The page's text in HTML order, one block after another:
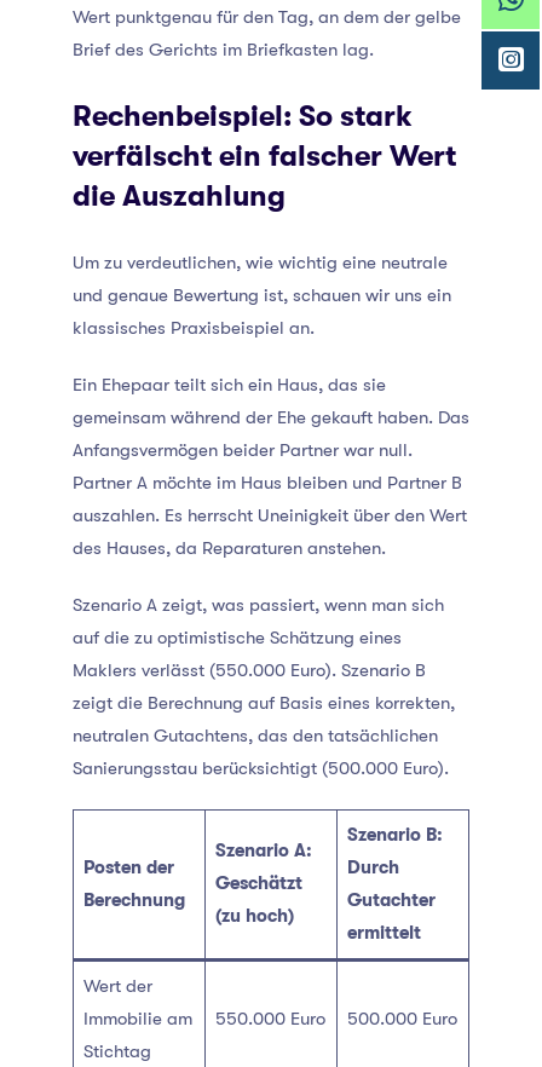
Wert punktgenau für den Tag, an dem der gelbe
Brief des Gerichts im Briefkasten lag.
Rechenbeispiel: So stark
verfälscht ein falscher Wert
die Auszahlung
Um zu verdeutlichen, wie wichtig eine neutrale
und genaue Bewertung ist, schauen wir uns ein
klassisches Praxisbeispiel an.
Ein Ehepaar teilt sich ein Haus, das sie
gemeinsam während der Ehe gekauft haben. Das
Anfangsvermögen beider Partner war null.
Partner A möchte im Haus bleiben und Partner B
auszahlen. Es herrscht Uneinigkeit über den Wert
des Hauses, da Reparaturen anstehen.
Szenario A zeigt, was passiert, wenn man sich
auf die zu optimistische Schätzung eines
Maklers verlässt (550.000 Euro). Szenario B
zeigt die Berechnung auf Basis eines korrekten,
neutralen Gutachtens, das den tatsächlichen
Sanierungsstau berücksichtigt (500.000 Euro).
Posten der
Berechnung
Szenario A:
Geschätzt
(zu hoch)
Szenario B:
Durch
Gutachter
ermittelt
Wert der
Immobilie am
Stichtag
550.000 Euro 500.000 Euro